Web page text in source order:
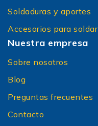
Soldaduras y aportes
Accesorios para soldar
Nuestra empresa
Sobre nosotros
Blog
Preguntas frecuentes
Contacto